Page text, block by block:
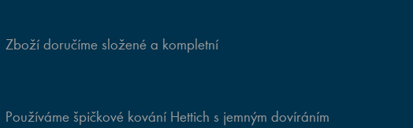
Zboží doručíme složené a kompletní
Používáme špičkové kování Hettich s jemným dovíráním